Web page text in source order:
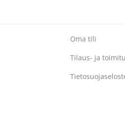
Oma tili
Tilaus- ja